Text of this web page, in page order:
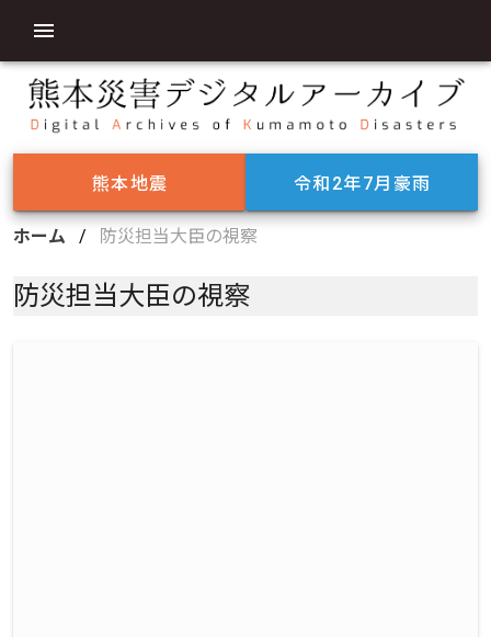
熊本地震 令和2年7月豪雨
ホーム / 防災担当大臣の視察
防災担当大臣の視察